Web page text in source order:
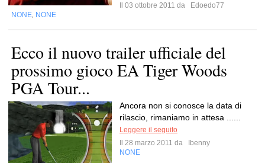
Il 03 ottobre 2011 da
Edoedo77
NONE NONE
Ecco il nuovo trailer ufficiale del
prossimo gioco EA Tiger Woods
PGA Tour...
Ancora non si conosce la data di
rilascio, rimaniamo in attesa ......
Leggere il seguito
Il 28 marzo 2011 da
Ibenny
NONE